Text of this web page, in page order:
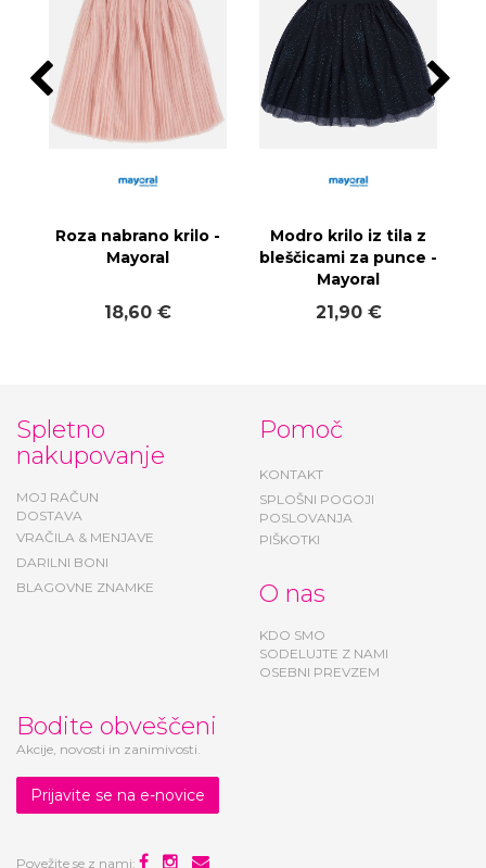
Roza nabrano krilo -
Mayoral
18,60 €
Modro krilo iz tila z
bleščicami za punce -
Mayoral
21,90 €
Spletno
nakupovanje
MOJ RAČUN
DOSTAVA
VRAČILA & MENJAVE
DARILNI BONI
BLAGOVNE ZNAMKE
Pomoč
KONTAKT
SPLOŠNI POGOJI
POSLOVANJA
PIŠKOTKI
O nas
KDO SMO
SODELUJTE Z NAMI
OSEBNI PREVZEM
Bodite obveščeni
Akcije, novosti in zanimivosti.
Prijavite se na e-novice
Povežite se z nami: